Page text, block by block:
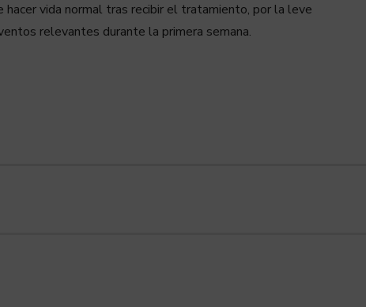
hacer vida normal tras recibir el tratamiento, por la leve
relevantes durante la primera semana.